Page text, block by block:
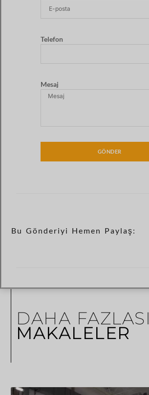
Telefon
Mesaj
GÖNDER
Bu Gönderiyi Hemen Paylaş:
DAHA FAZLASI
MAKALELER